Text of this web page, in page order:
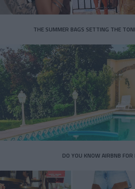
THE SUMMER BAGS SETTING THE
DO YOU KNOW AIRBNB FOR